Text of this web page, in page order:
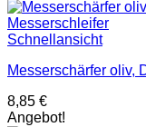
Schnellansicht
Messerschärfer oliv,
8,85 €
Angebot!